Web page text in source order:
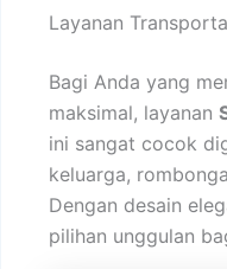
Layanan
Bagi Anda yang
maksimal, layanan
ini sangat cocok
keluarga,
Dengan desain
pilihan unggulan